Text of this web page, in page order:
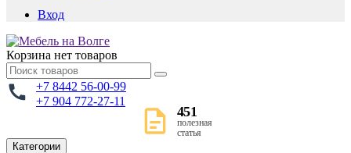
Вход
Корзина нет товаров
+7 8442 56-00-99
+7 904 772-27-11
451
полезная
статья
Категории